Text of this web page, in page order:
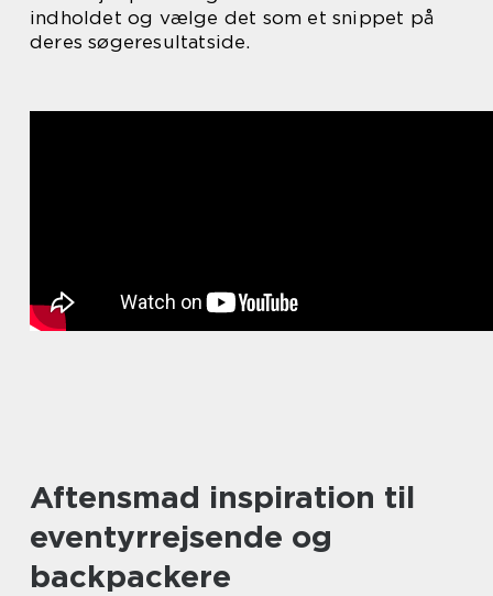
indholdet og vælge det som et snippet på
deres søgeresultatside.
Aftensmad inspiration til
eventyrrejsende og
backpackere